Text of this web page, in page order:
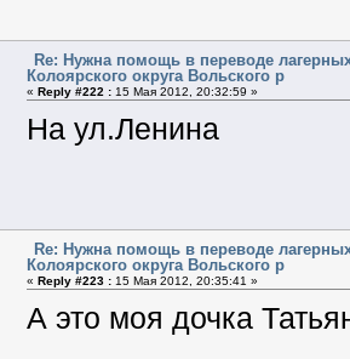
Re: Нужна помощь в переводе
Колоярского округа Вольского р
« Reply #222 :15 Мая 2012, 20:32:59 »
На ул.Ленина
Re: Нужна помощь в переводе
Колоярского округа Вольского р
« Reply #223 :15 Мая 2012, 20:35:41 »
А это моя дочка